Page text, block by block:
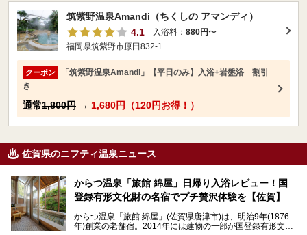
筑紫野温泉Amandi（ちくしの アマンディ）
4.1
入浴料： 880円〜
福岡県筑紫野市原田832-1
クーポン
「筑紫野温泉Amandi」【平日のみ】入浴+岩盤浴 割引
き
通常1,800円 → 1,680円（120円お得！）
佐賀県のニフティ温泉ニュース
からつ温泉「旅館 綿屋」日帰り入浴レビュー！国
登録有形文化財の名宿でプチ贅沢体験を【佐賀】
からつ温泉「旅館 綿屋」(佐賀県唐津市)は、明治9年(1876
年)創業の老舗宿。2014年には建物の一部が国登録有形文化